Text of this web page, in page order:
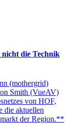
die Technik